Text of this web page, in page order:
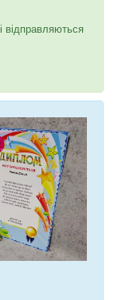
відправляються